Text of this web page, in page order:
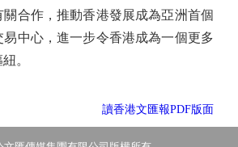
合作，推動香港發展成為亞洲首個
中心，進一步令香港成為一個更多
。
讀香港文匯報PDF版面